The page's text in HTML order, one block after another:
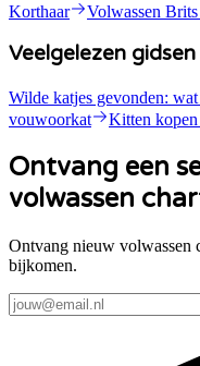
Korthaar
Volwassen
Veelgelezen gidsen
Wilde katjes gevonden:
vouwoorkat
Kitten kopen
Ontvang een
volwassen
Ontvang nieuw volwassen
bijkomen.